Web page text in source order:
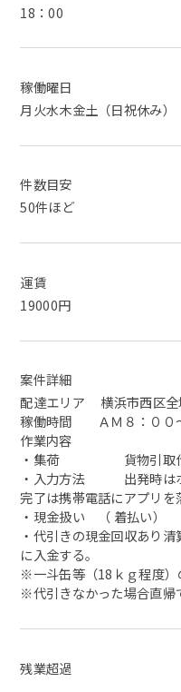
18：00
稼働曜日
月火水木金土（日祝休み）
件数目安
50件ほど
運賃
19000円
案件詳細
配達エリア 横浜市西区全
稼働時間 ＡＭ８：００～
作業内容
・集荷 貨物引取作
・入力方法 出発時はホ
完了は携帯電話にアプリを
・現金扱い （ 着払い）
・代引きの現金回収あり
に入金する。
※一斗缶等（18ｋｇ程度）
※代引きなかった場合直帰
残業超過